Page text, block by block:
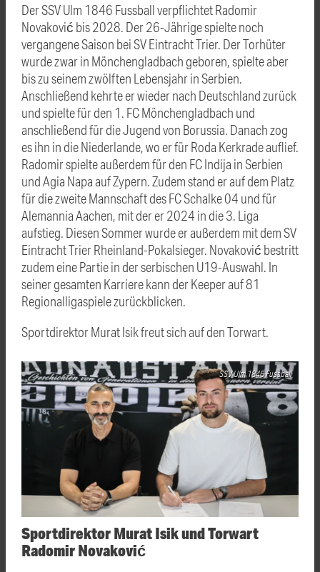
Der SSV Ulm 1846 Fussball verpflichtet Radomir
Novaković bis 2028. Der 26-Jährige spielte noch
vergangene Saison bei SV Eintracht Trier. Der Torhüter
wurde zwar in Mönchengladbach geboren, spielte aber
bis zu seinem zwölften Lebensjahr in Serbien.
Anschließend kehrte er wieder nach Deutschland zurück
und spielte für den 1. FC Mönchengladbach und
anschließend für die Jugend von Borussia. Danach zog
es ihn in die Niederlande, wo er für Roda Kerkrade auflief.
Radomir spielte außerdem für den FC Indija in Serbien
und Agia Napa auf Zypern. Zudem stand er auf dem Platz
für die zweite Mannschaft des FC Schalke 04 und für
Alemannia Aachen, mit der er 2024 in die 3. Liga
aufstieg. Diesen Sommer wurde er außerdem mit dem SV
Eintracht Trier Rheinland-Pokalsieger. Novaković bestritt
zudem eine Partie in der serbischen U19-Auswahl. In
seiner gesamten Karriere kann der Keeper auf 81
Regionalligaspiele zurückblicken.
Sportdirektor Murat Isik freut sich auf den Torwart.
SSV Ulm 1846 Fussball
Sportdirektor Murat Isik und Torwart
Radomir Novaković